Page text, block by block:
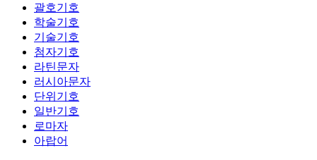
괄호기호
학술기호
기술기호
첨자기호
라틴문자
러시아문자
단위기호
일반기호
로마자
아랍어